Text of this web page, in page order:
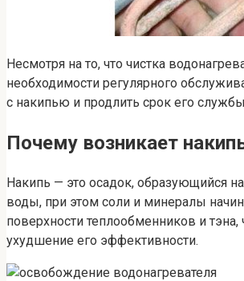
Несмотря на то, что чистка
необходимости регулярного
с накипью и продлить срок его
Почему возникает
Накипь — это осадок, образующийся
воды, при этом соли и минералы
поверхности теплообменников и
ухудшение его эффективности.